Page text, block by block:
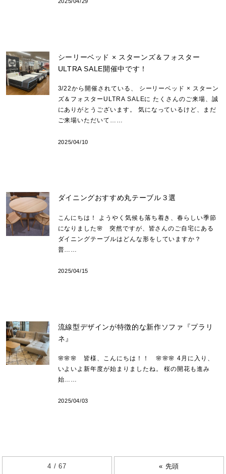
シーリーベッド × スターンズ＆フォスター
ULTRA SALE開催中です！
3/22から開催されている、 シーリーベッド × スターン
ズ＆フォスターULTRA SALEに たくさんのご来場、誠
にありがとうございます。 気になっているけど、まだ
ご来場いただいて……
2025/04/10
ダイニングおすすめ丸テーブル３選
こんにちは！ ようやく気候も落ち着き、春らしい季節
になりました🌸 突然ですが、皆さんのご自宅にある
ダイニングテーブルはどんな形をしていますか？
普……
2025/04/15
流線型デザインが特徴的な新作ソファ『プラリ
ネ』
🌸🌸🌸 皆様、こんにちは！！ 🌸🌸🌸 4月に入り、
いよいよ新年度が始まりましたね。 桜の開花も進み
始……
2025/04/03
4 / 67 « 先頭